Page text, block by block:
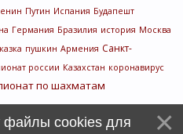
Путин Испания Будапешт
Германия Бразилия история Москва
пушкин Армения Санкт-
россии Казахстан коронавирус
по шахматам
файлы cookies для